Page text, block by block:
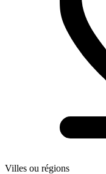
Villes ou régions